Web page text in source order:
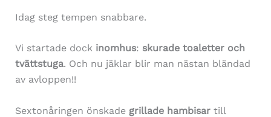
Idag steg tempen snabbare.
Vi startade dock inomhus: skurade toaletter och
tvättstuga. Och nu jäklar blir man nästan bländad
av avloppen!!
Sextonåringen önskade grillade hambisartill